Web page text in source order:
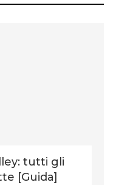
tutti gli
[Guida]